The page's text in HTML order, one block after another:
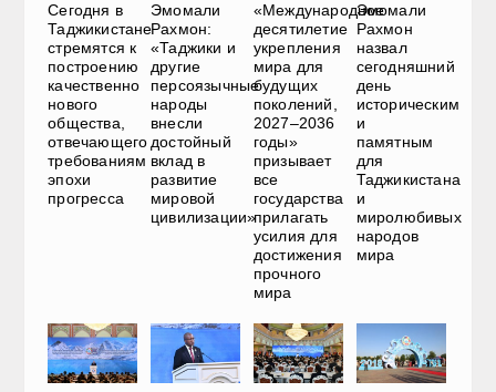
Сегодня в
Таджикистане
стремятся к
построению
качественно
нового
общества,
отвечающего
требованиям
эпохи
прогресса
Эмомали
Рахмон:
«Таджики и
другие
персоязычные
народы
внесли
достойный
вклад в
развитие
мировой
цивилизации»
«Международное
десятилетие
укрепления
мира для
будущих
поколений,
2027–2036
годы»
призывает
все
государства
прилагать
усилия для
достижения
прочного
мира
Эмомали
Рахмон
назвал
сегодняшний
день
историческим
и
памятным
для
Таджикистана
и
миролюбивых
народов
мира